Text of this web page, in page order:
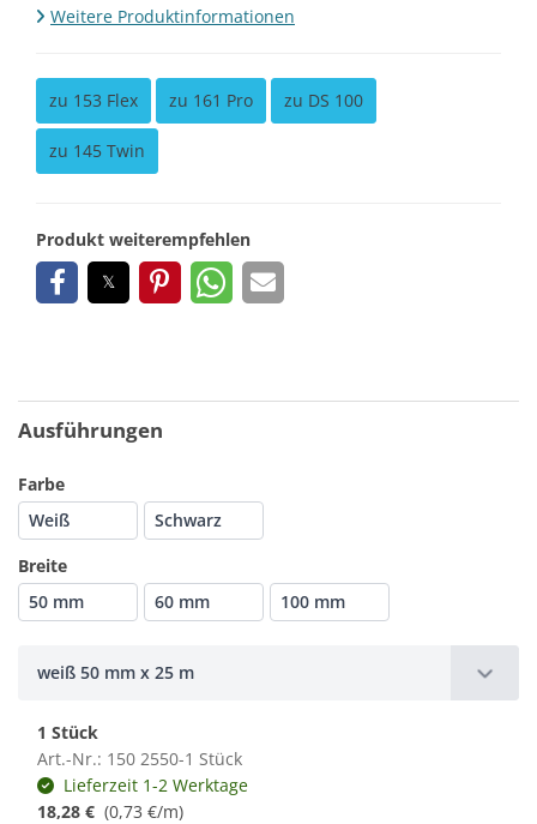
Weitere Produktinformationen
zu 153 Flex zu 161 Pro zu DS 100
zu 145 Twin
Produkt weiterempfehlen
Ausführungen
Farbe
Weiß
Schwarz
Breite
50 mm
60 mm 100 mm
weiß 50 mm x 25 m
1 Stück
Art.-Nr.: 150 2550-1 Stück
Lieferzeit 1-2 Werktage
18,28 € (0,73 €/m)